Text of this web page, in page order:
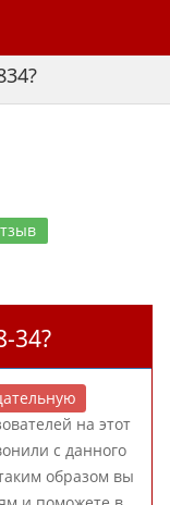
34?
на этот
с данного
образом вы